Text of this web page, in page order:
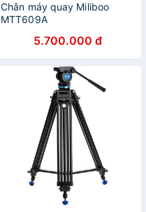
Chân máy quay Miliboo
MTT609A
5.700.000 đ